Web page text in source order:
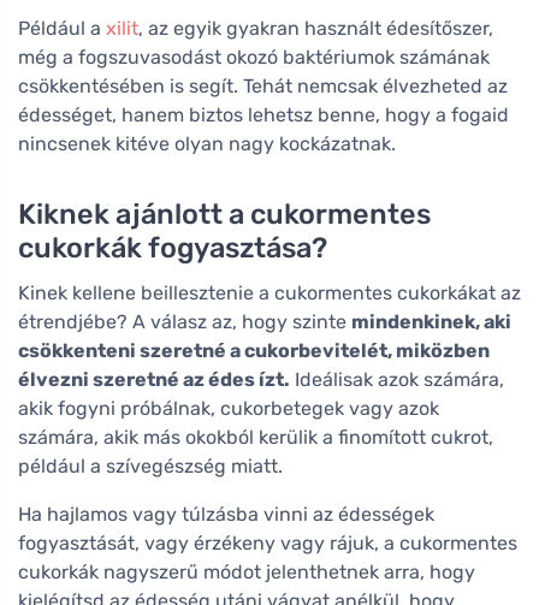
Például a xilit, az egyik gyakran használt édesítőszer,
még a fogszuvasodást okozó baktériumok számának
csökkentésében is segít. Tehát nemcsak élvezheted az
édességet, hanem biztos lehetsz benne, hogy a fogaid
nincsenek kitéve olyan nagy kockázatnak.
Kiknek ajánlott a cukormentes
cukorkák fogyasztása?
Kinek kellene beillesztenie a cukormentes cukorkákat az
étrendjébe? A válasz az, hogy szinte mindenkinek, aki
csökkenteni szeretné a cukorbevitelét, miközben
élvezni szeretné az édes ízt. Ideálisak azok számára,
akik fogyni próbálnak, cukorbetegek vagy azok
számára, akik más okokból kerülik a finomított cukrot,
például a szívegészség miatt.
Ha hajlamos vagy túlzásba vinni az édességek
fogyasztását, vagy érzékeny vagy rájuk, a cukormentes
cukorkák nagyszerű módot jelenthetnek arra, hogy